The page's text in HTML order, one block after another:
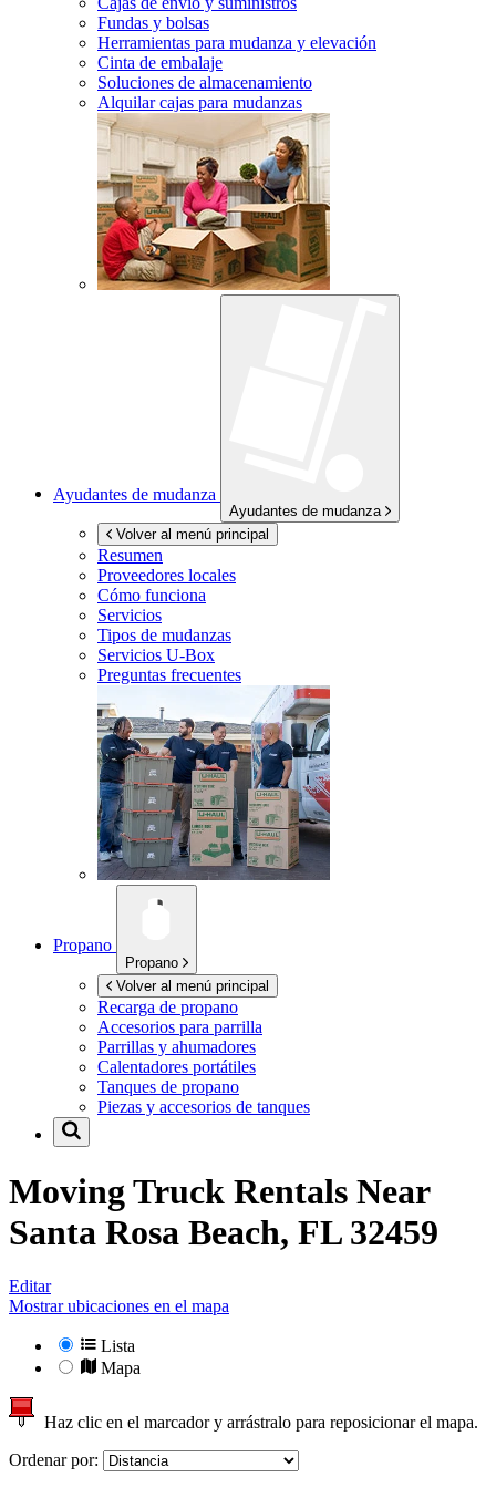
Fundas y bolsas
Herramientas para mudanza y elevación
Cinta de embalaje
Soluciones de almacenamiento
Alquilar cajas para mudanzas
Ayudantes de mudanza
Ayudantes de mudanza
Volver al menú principal
Resumen
Proveedores locales
Cómo funciona
Servicios
Tipos de mudanzas
Servicios U-Box
Preguntas frecuentes
Propano
Propano
Volver al menú principal
Recarga de propano
Accesorios para parrilla
Parrillas y ahumadores
Calentadores portátiles
Tanques de propano
Piezas y accesorios de tanques
Moving Truck Rentals Near
Santa Rosa Beach, FL 32459
Editar
Mostrar ubicaciones en el mapa
Lista
Mapa
Haz clic en el marcador y arrástralo para reposicionar el mapa.
Ordenar por: